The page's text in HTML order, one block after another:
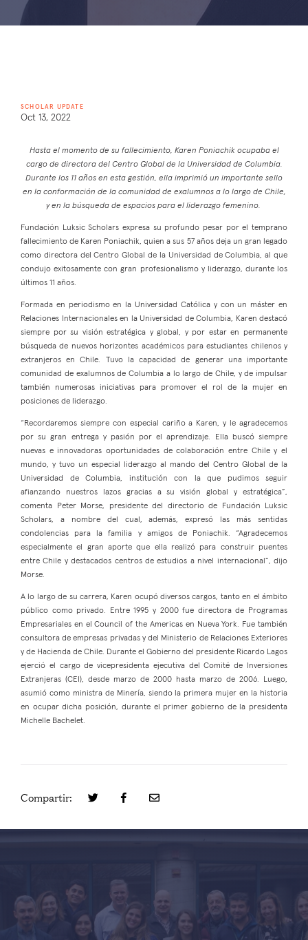
SCHOLAR UPDATE
Oct 13, 2022
Hasta el momento de su fallecimiento, Karen Poniachik ocupaba el
cargo de directora del Centro Global de la Universidad de Columbia.
Durante los 11 años en esta gestión, ella imprimió un importante sello
en la conformación de la comunidad de exalumnos a lo largo de Chile,
y en la búsqueda de espacios para el liderazgo femenino.
Fundación Luksic Scholars expresa su profundo pesar por el temprano
fallecimiento de Karen Poniachik, quien a sus 57 años deja un gran legado
como directora del Centro Global de la Universidad de Columbia, al que
condujo exitosamente con gran profesionalismo y liderazgo, durante los
últimos 11 años.
Formada en periodismo en la Universidad Católica y con un máster en
Relaciones Internacionales en la Universidad de Columbia, Karen destacó
siempre por su visión estratégica y global, y por estar en permanente
búsqueda de nuevos horizontes académicos para estudiantes chilenos y
extranjeros en Chile. Tuvo la capacidad de generar una importante
comunidad de exalumnos de Columbia a lo largo de Chile, y de impulsar
también numerosas iniciativas para promover el rol de la mujer en
posiciones de liderazgo.
“Recordaremos siempre con especial cariño a Karen, y le agradecemos
por su gran entrega y pasión por el aprendizaje. Ella buscó siempre
nuevas e innovadoras oportunidades de colaboración entre Chile y el
mundo, y tuvo un especial liderazgo al mando del Centro Global de la
Universidad de Columbia, institución con la que pudimos seguir
afianzando nuestros lazos gracias a su visión global y estratégica”,
comenta Peter Morse, presidente del directorio de Fundación Luksic
Scholars, a nombre del cual, además, expresó las más sentidas
condolencias para la familia y amigos de Poniachik. “Agradecemos
especialmente el gran aporte que ella realizó para construir puentes
entre Chile y destacados centros de estudios a nivel internacional”, dijo
Morse.
A lo largo de su carrera, Karen ocupó diversos cargos, tanto en el ámbito
público como privado. Entre 1995 y 2000 fue directora de Programas
Empresariales en el Council of the Americas en Nueva York. Fue también
consultora de empresas privadas y del Ministerio de Relaciones Exteriores
y de Hacienda de Chile. Durante el Gobierno del presidente Ricardo Lagos
ejerció el cargo de vicepresidenta ejecutiva del Comité de Inversiones
Extranjeras (CEI), desde marzo de 2000 hasta marzo de 2006. Luego,
asumió como ministra de Minería, siendo la primera mujer en la historia
en ocupar dicha posición, durante el primer gobierno de la presidenta
Michelle Bachelet.
Compartir: